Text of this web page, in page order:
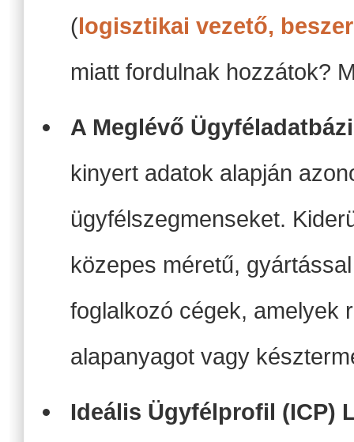
(logisztikai vezető,
miatt fordulnak hozzátok?
A Meglévő
kinyert adatok alapján
ügyfélszegmenseket.
közepes méretű,
foglalkozó cégek, amelyek
alapanyagot vagy
Ideális Ügyfélprofil (ICP)